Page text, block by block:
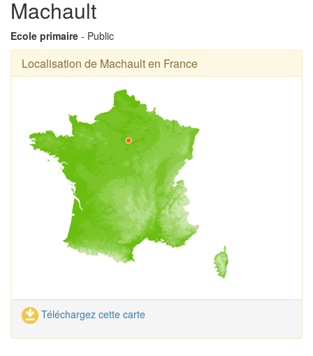
Machault
Ecole primaire - Public
Localisation de Machault en France
Téléchargez cette carte